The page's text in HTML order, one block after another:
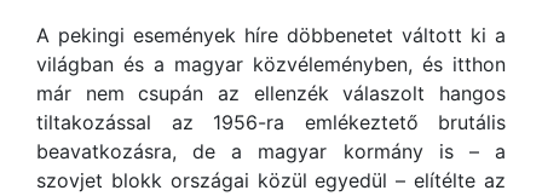
A pekingi események híre döbbenetet váltott ki a
világban és a magyar közvéleményben, és itthon
már nem csupán az ellenzék válaszolt hangos
tiltakozással az 1956-ra emlékeztető brutális
beavatkozásra, de a magyar kormány is – a
szovjet blokk országai közül egyedül – elítélte az